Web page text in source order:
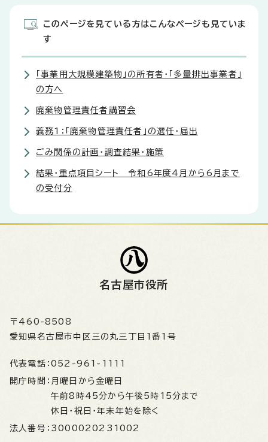
このページを見ている方はこんなページも見ていま
す
「事業用大規模建築物」の所有者・「多量排出事業者」
の方へ
廃棄物管理責任者講習会
義務1：「廃棄物管理責任者」の選任・届出
ごみ関係の計画・調査結果・施策
結果・重点項目シート 令和6年度4月から6月まで
の受付分
名古屋市役所
〒460-8508
愛知県名古屋市中区三の丸三丁目1番1号
代表電話： 052-961-1111
開庁時間： 月曜日から金曜日
午前8時45分から午後5時15分まで
休日・祝日・年末年始を除く
法人番号： 3000020231002